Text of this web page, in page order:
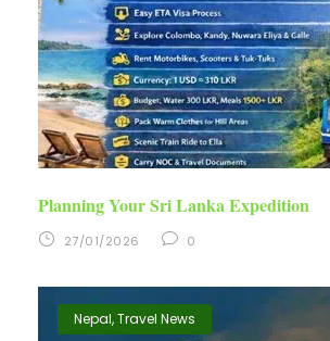
Planning Your Sri Lanka Expedition
27/01/2026 0
Nepal,Travel News